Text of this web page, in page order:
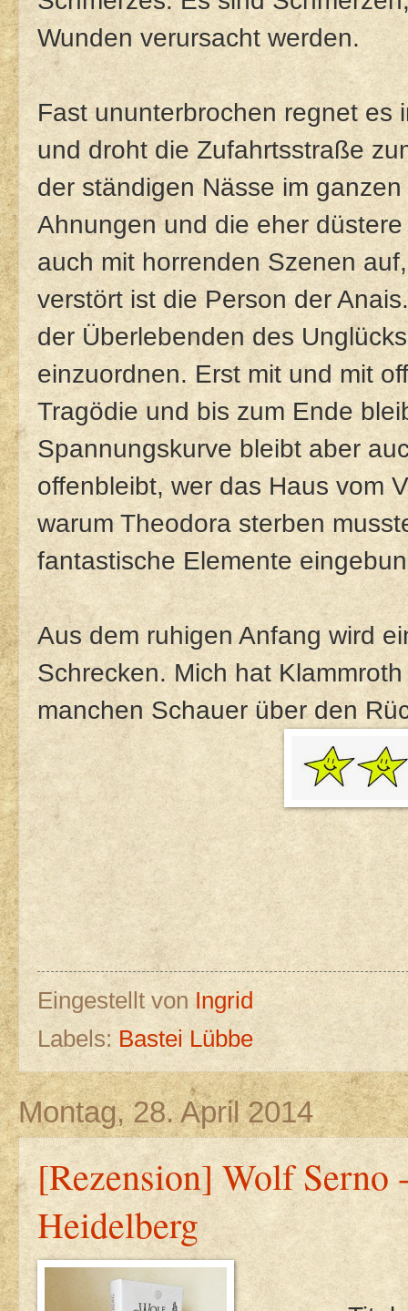
Wunden verursacht werden.
Fast ununterbrochen regnet es
und droht die Zufahrtsstraße
der ständigen Nässe im
Ahnungen und die eher düstere
auch mit horrenden Szenen
verstört ist die Person der
der Überlebenden des
einzuordnen. Erst mit und mit
Tragödie und bis zum Ende
Spannungskurve bleibt aber
offenbleibt, wer das Haus vom
warum Theodora sterben
fantastische Elemente
Aus dem ruhigen Anfang wird
Schrecken. Mich hat
manchen Schauer über den
Eingestellt vonIngrid
Labels: Bastei Lübbe
Montag, 28. April 2014
[Rezension] Wolf Serno
Heidelberg